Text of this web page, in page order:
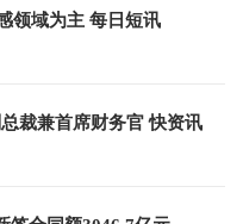
领域为主 每日短讯
裁兼首席财务官 快资讯